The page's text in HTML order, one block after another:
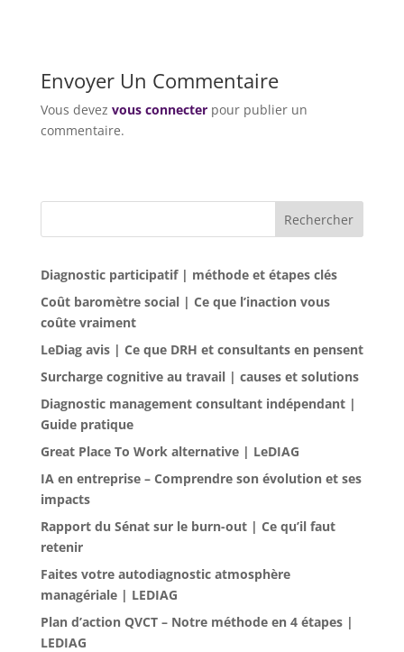
Envoyer Un Commentaire
Vous devez vous connecterpour publier un
commentaire.
Rechercher
Diagnostic participatif | méthode et étapes clés
Coût baromètre social | Ce que l’inaction vous
coûte vraiment
LeDiag avis | Ce que DRH et consultants en pensent
Surcharge cognitive au travail | causes et solutions
Diagnostic management consultant indépendant |
Guide pratique
Great Place To Work alternative | LeDIAG
IA en entreprise – Comprendre son évolution et ses
impacts
Rapport du Sénat sur le burn-out | Ce qu’il faut
retenir
Faites votre autodiagnostic atmosphère
managériale | LEDIAG
Plan d’action QVCT – Notre méthode en 4 étapes |
LEDIAG